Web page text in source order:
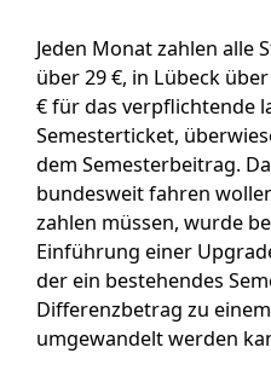
Jeden Monat zahlen alle
über 29 €, in Lübeck
€ für das verpflichtende
Semesterticket,
dem Semesterbeitrag.
bundesweit fahren
zahlen müssen, wurde
Einführung einer
der ein bestehendes
Differenzbetrag zu
umgewandelt werden